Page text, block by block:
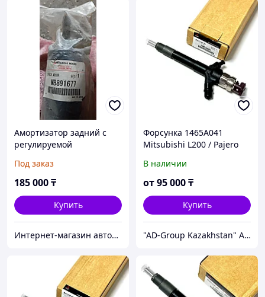
Амортизатор задний с
регулируемой
Mitsubishi Pajero
Под заказ
185 000₸
Купить
Интернет-магазин автозапчастей Parts-shop.kz
Форсунка 1465A041
Mitsubishi L200 / Pajero
DCRI105600
В наличии
от95 000₸
Купить
"AD-Group Kazakhstan" Автомобильные топливные системы. ТНВД, форсунки, бензонасосы, датчики, прочее.